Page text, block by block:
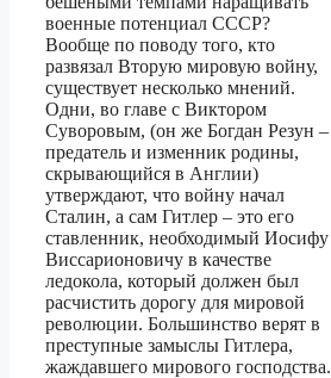
военные потенциал СССР?
Вообще по поводу того, кто
развязал Вторую мировую войну,
существует несколько мнений.
Одни, во главе с Виктором
Суворовым, (он же Богдан Резун –
предатель и изменник родины,
скрывающийся в Англии)
утверждают, что войну начал
Сталин, а сам Гитлер – это его
ставленник, необходимый Иосифу
Виссарионовичу в качестве
ледокола, который должен был
расчистить дорогу для мировой
революции. Большинство верят в
преступные замыслы Гитлера,
жаждавшего мирового господства.